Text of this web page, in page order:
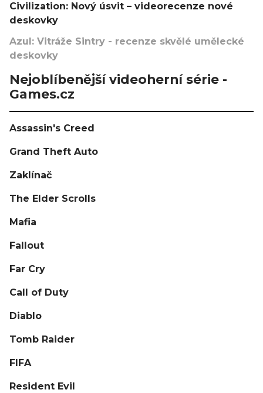
Civilization: Nový úsvit – videorecenze nové
deskovky
Azul: Vitráže Sintry - recenze skvělé umělecké
deskovky
Nejoblíbenější videoherní série -
Games.cz
Assassin's Creed
Grand Theft Auto
Zaklínač
The Elder Scrolls
Mafia
Fallout
Far Cry
Call of Duty
Diablo
Tomb Raider
FIFA
Resident Evil